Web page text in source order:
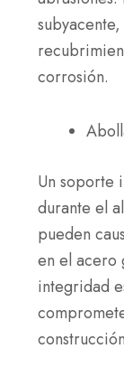
corrosión.
Un soporte
durante el
pueden
en el acero
integridad